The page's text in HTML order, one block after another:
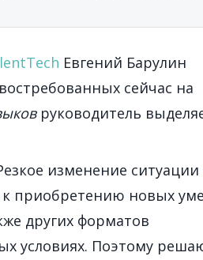
Евгений Барулин
сейчас на
руководитель
изменение ситуации
к приобретению новых
других форматов
условиях. Поэтому